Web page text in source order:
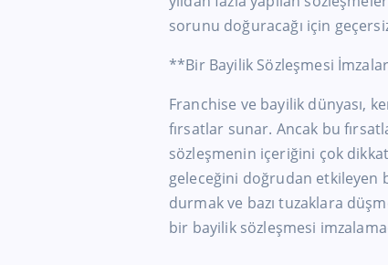
sorunu doğuracağı için
**Bir Bayilik Sözleşmesi
Franchise ve bayilik dünyası,
fırsatlar sunar. Ancak bu
sözleşmenin içeriğini çok
geleceğini doğrudan etkileyen
durmak ve bazı tuzaklara
bir bayilik sözleşmesi